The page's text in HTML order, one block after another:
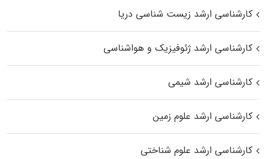
کارشناسی ارشد زیست‌ شناسی دریا
کارشناسی ارشد ژئوفیزیک و هواشناسی
کارشناسی ارشد شیمی
کارشناسی ارشد علوم زمین
کارشناسی ارشد علوم شناختی